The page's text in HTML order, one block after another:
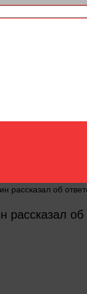
рассказал об
рассказал